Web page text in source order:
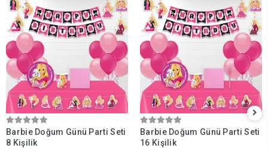
Barbie Doğum Günü Parti Seti
8 Kişilik
Barbie Doğum Günü Parti Seti
16 Kişilik